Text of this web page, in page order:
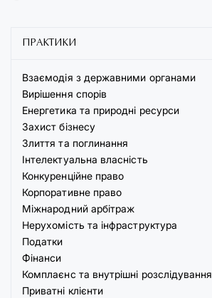
ПРАКТИКИ
Взаємодія з державними органами
Вирішення спорів
Енергетика та природні ресурси
Захист бізнесу
Злиття та поглинання
Інтелектуальна власність
Конкуренційне право
Корпоративне право
Міжнародний арбітраж
Нерухомість та інфраструктура
Податки
Фінанси
Комплаєнс та внутрішні розслідування
Приватні клієнти